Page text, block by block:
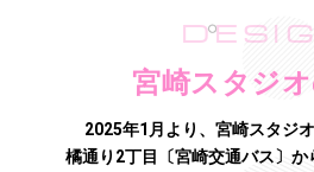
宮崎スタジ
2025年1月より、宮崎スタジ
橘通り2丁目〔宮崎交通バス〕か